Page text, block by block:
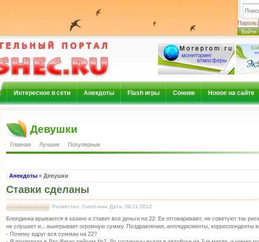
Пароль:
Интересное в сети Анекдоты Flash игры Сонник Новое на сайте
Девушки
Главная Лучшие Популярные
Анекдоты » Девушки
Ставки сделаны
Разместил: Сказочник Дата: 08.11.2012
Блондинка врывается в казино и ставит все деньги на 22. Ее отговаривают, не советуют так
не слушает и... выигрывает огромную сумму. Поздравления, апплодисменты, корреспонденты
- Почему вдруг вся суммаи на 22?